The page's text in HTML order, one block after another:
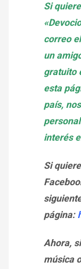
Si
correo
un
gratuito
esta
país,
interés
Si
página:
Ahora,
música